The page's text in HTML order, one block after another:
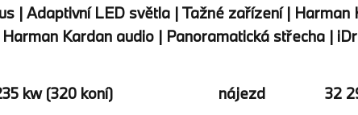
| Adaptivní LED světla | Tažné zařízení | Harman
Kardan audio | Panoramatická střecha |
kw (320 koní) nájezd 32